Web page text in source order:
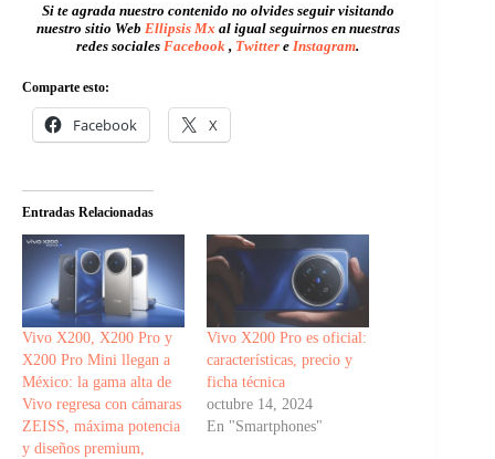
Si te agrada nuestro contenido no olvides seguir visitando
nuestro sitio Web Ellipsis Mx al igual seguirnos en nuestras
redes sociales Facebook , Twitter e Instagram.
Comparte esto:
Facebook X
Entradas Relacionadas
Vivo X200, X200 Pro y
X200 Pro Mini llegan a
México: la gama alta de
Vivo regresa con cámaras
ZEISS, máxima potencia
y diseños premium,
Vivo X200 Pro es oficial:
características, precio y
ficha técnica
octubre 14, 2024
En "Smartphones"